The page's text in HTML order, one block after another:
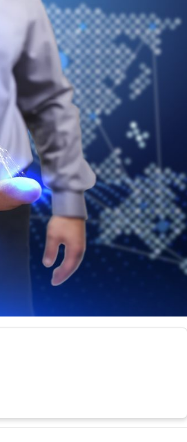
I industria 4.0